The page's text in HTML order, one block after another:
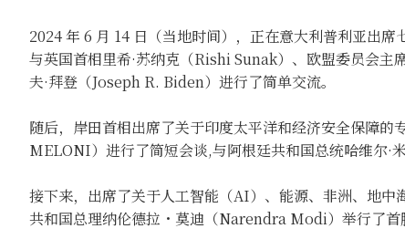
2024 年 6 月 14 日（当地时间），正在意大利普利亚出
与英国首相里希·苏纳克（Rishi Sunak）、欧盟委员会
夫·拜登（Joseph R. Biden）进行了简单交流。
随后，岸田首相出席了关于印度太平洋和经济安全保障
MELONI）进行了简短会谈,与阿根廷共和国总统哈维尔·
接下来，出席了关于人工智能（AI）、能源、非洲、地
共和国总理纳伦德拉・莫迪（Narendra Modi）举行了首